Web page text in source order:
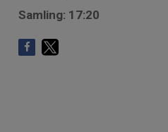
Samling: 17:20